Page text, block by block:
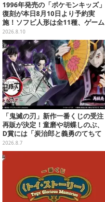
1996年発売の「ポケモンキッズ」
復刻が本日8月10日より予約実
施！ソフビ人形は全11種、ゲーム
ボーイ風パッケージにも注目
2026.8.10
「鬼滅の刃」新作一番くじの受注
再販が決定！童磨や胡蝶しのぶ、
D賞には「炭治郎と義勇のてちて
ちフィギュア」も
2026.8.7